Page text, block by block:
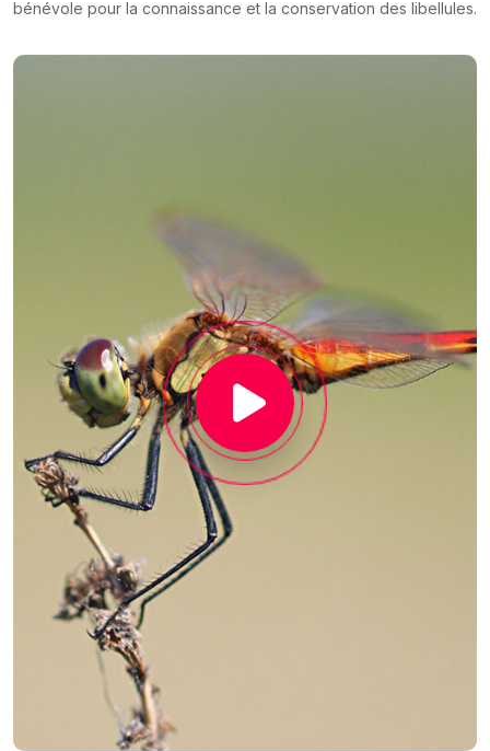
bénévole pour la connaissance et la conservation des libellules.